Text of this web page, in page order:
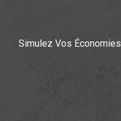
Simulez Vos Économies